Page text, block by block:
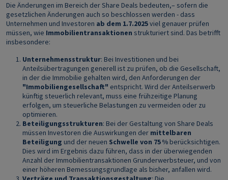
Die Änderungen im Bereich der Share Deals bedeuten,– sofern die
gesetzlichen Änderungen auch so beschlossen werden - dass
Unternehmen und Investoren ab dem 1.7.2025viel genauer prüfen
müssen, wie Immobilientransaktionen strukturiert sind. Das betrifft
insbesondere:
Unternehmensstruktur: Bei Investitionen und bei
Anteilsübertragungen generell ist zu prüfen, ob die Gesellschaft,
in der die Immobilie gehalten wird, den Anforderungen der
"Immobiliengesellschaft" entspricht. Wird der Anteilserwerb
künftig steuerlich relevant, muss eine frühzeitige Planung
erfolgen, um steuerliche Belastungen zu vermeiden oder zu
optimieren.
Beteiligungsstrukturen: Bei der Gestaltung von Share Deals
müssen Investoren die Auswirkungen der mittelbaren
Beteiligung und der neuen Schwelle von 75 % berücksichtigen.
Dies wird im Ergebnis dazu führen, dass in der überwiegenden
Anzahl der Immobilientransaktionen Grunderwerbsteuer, und von
einer höheren Bemessungsgrundlage als bisher, anfallen wird.